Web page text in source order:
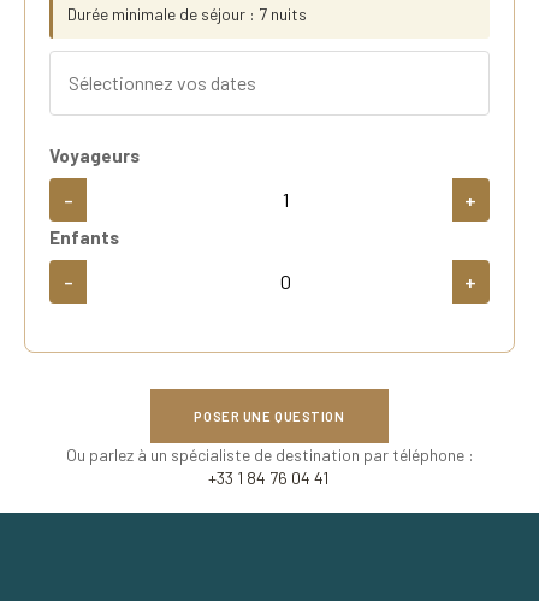
Durée minimale de séjour : 7 nuits
Voyageurs
- +
Enfants
- +
POSER UNE QUESTION
Ou parlez à un spécialiste de destination par téléphone :
+33 1 84 76 04 41